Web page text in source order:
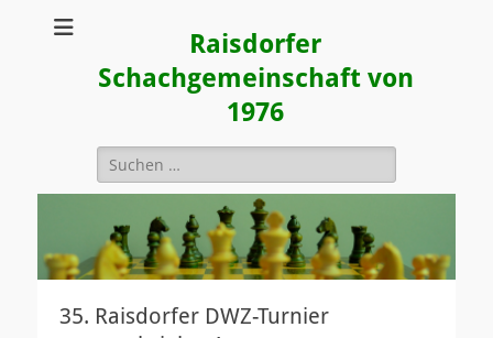
Raisdorfer
Schachgemeinschaft von
1976
Suchen
nach:
35. Raisdorfer DWZ-Turnier